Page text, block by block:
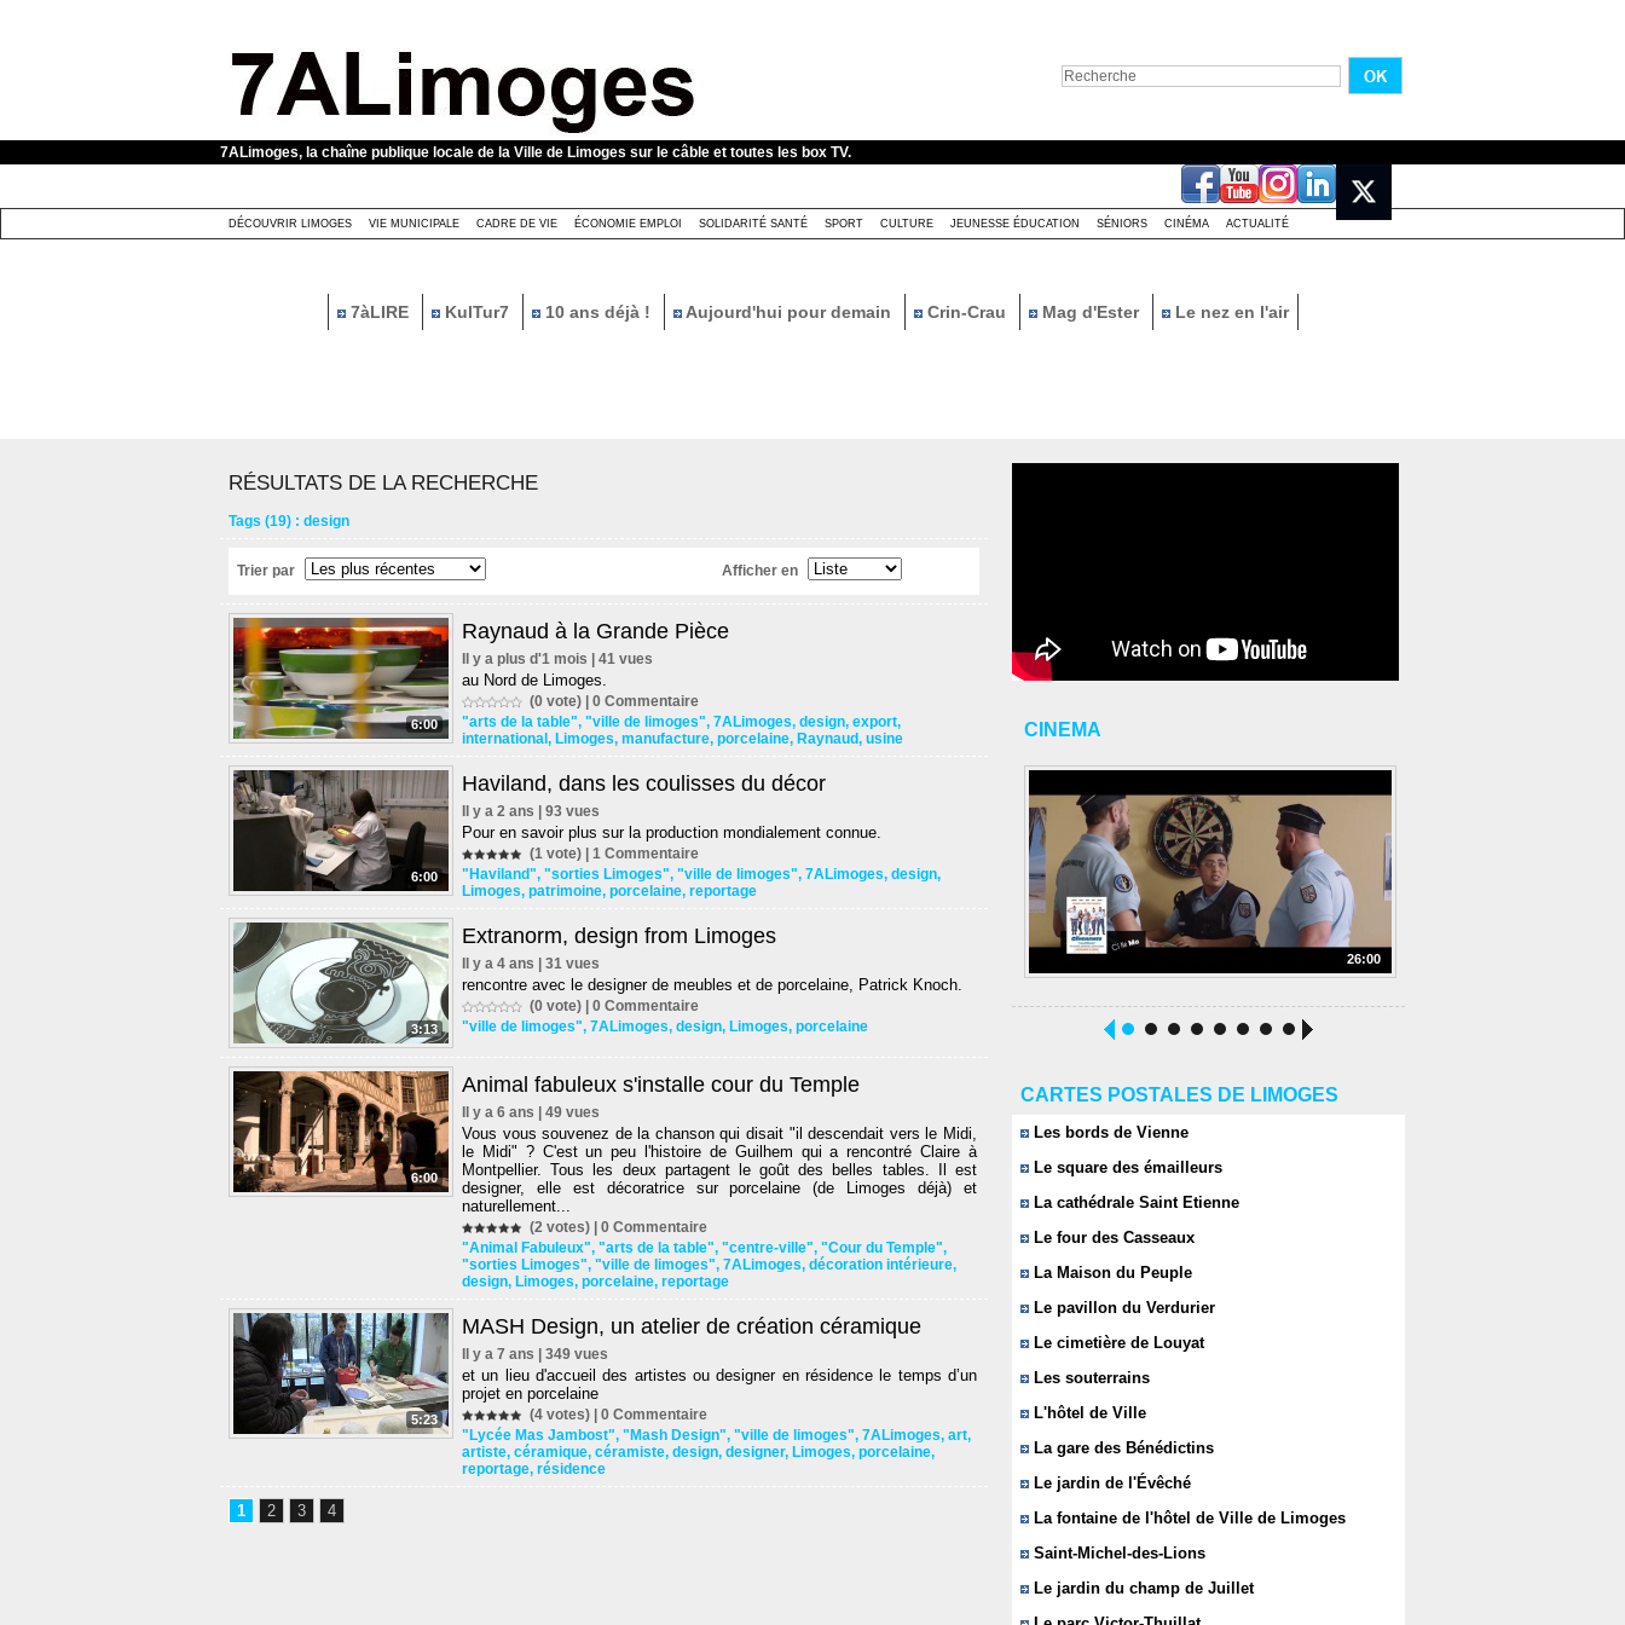
7ALimoges, la chaîne publique locale de la Ville de Limoges sur le câble et toutes les box TV.
DÉCOUVRIR LIMOGES VIE MUNICIPALE CADRE DE VIE ÉCONOMIE EMPLOI SOLIDARITÉ SANTÉ SPORT CULTURE JEUNESSE ÉDUCATION SÉNIORS CINÉMA ACTUALITÉ
7àLIRE KulTur7 10 ans déjà ! Aujourd'hui pour demain Crin-Crau Mag d'Ester Le nez en l'air
RÉSULTATS DE LA RECHERCHE
Tags (19) : design
Trier par Afficher en
6:00
Raynaud à la Grande Pièce
Il y a plus d'1 mois | 41 vues
au Nord de Limoges.
(0 vote) | 0 Commentaire
"arts de la table", "ville de limoges", 7ALimoges, design, export,
international , Limoges, manufacture, porcelaine, Raynaud, usine
6:00
Haviland, dans les coulisses du décor
Il y a 2 ans | 93 vues
Pour en savoir plus sur la production mondialement connue.
(1 vote) | 1 Commentaire
"Haviland", "sorties Limoges", "ville de limoges", 7ALimoges, design,
Limoges, patrimoine, porcelaine, reportage
3:13
Extranorm, design from Limoges
Il y a 4 ans | 31 vues
rencontre avec le designer de meubles et de porcelaine, Patrick Knoch.
(0 vote) | 0 Commentaire
"ville de limoges", 7ALimoges, design, Limoges, porcelaine
6:00
Animal fabuleux s'installe cour du Temple
Il y a 6 ans | 49 vues
Vous vous souvenez de la chanson qui disait "il descendait vers le Midi,
le Midi" ? C'est un peu l'histoire de Guilhem qui a rencontré Claire à
Montpellier. Tous les deux partagent le goût des belles tables. Il est
designer, elle est décoratrice sur porcelaine (de Limoges déjà) et
naturellement...
(2 votes) | 0 Commentaire
"Animal Fabuleux", "arts de la table", "centre-ville", "Cour du Temple",
"sorties Limoges", "ville de limoges", 7ALimoges, décoration intérieure,
design, Limoges, porcelaine, reportage
5:23
MASH Design, un atelier de création céramique
Il y a 7 ans | 349 vues
et un lieu d'accueil des artistes ou designer en résidence le temps d’un
projet en porcelaine
(4 votes) | 0 Commentaire
"Lycée Mas Jambost", "Mash Design", "ville de limoges", 7ALimoges, art,
artiste, céramique, céramiste, design, designer, Limoges, porcelaine,
reportage, résidence
1 2 3 4
CINEMA
26:00
CARTES POSTALES DE LIMOGES
Les bords de Vienne
Le square des émailleurs
La cathédrale Saint Etienne
Le four des Casseaux
La Maison du Peuple
Le pavillon du Verdurier
Le cimetière de Louyat
Les souterrains
L'hôtel de Ville
La gare des Bénédictins
Le jardin de l'Évêché
La fontaine de l'hôtel de Ville de Limoges
Saint-Michel-des-Lions
Le jardin du champ de Juillet